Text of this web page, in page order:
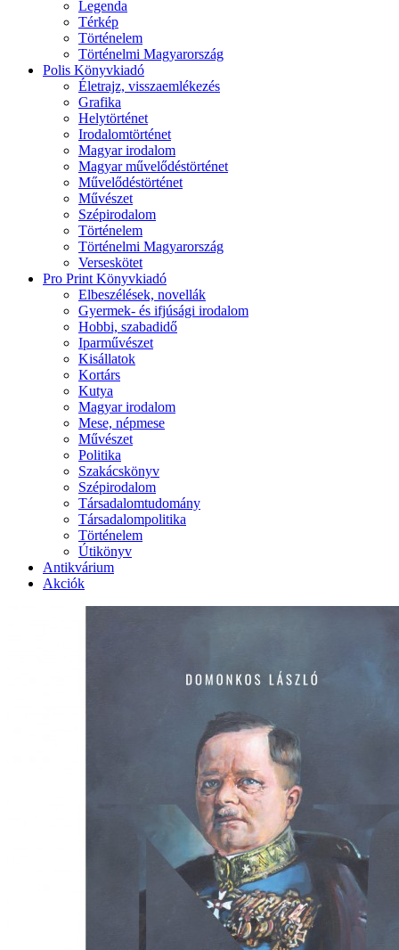
Legenda
Térkép
Történelem
Történelmi Magyarország
Polis Könyvkiadó
Életrajz, visszaemlékezés
Grafika
Helytörténet
Irodalomtörténet
Magyar irodalom
Magyar művelődéstörténet
Művelődéstörténet
Művészet
Szépirodalom
Történelem
Történelmi Magyarország
Verseskötet
Pro Print Könyvkiadó
Elbeszélések, novellák
Gyermek- és ifjúsági irodalom
Hobbi, szabadidő
Iparművészet
Kisállatok
Kortárs
Kutya
Magyar irodalom
Mese, népmese
Művészet
Politika
Szakácskönyv
Szépirodalom
Társadalomtudomány
Társadalompolitika
Történelem
Útikönyv
Antikvárium
Akciók